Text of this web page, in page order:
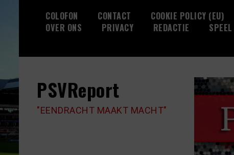
COLOFON CONTACT COOKIE POLICY (EU)
OVER ONS
PRIVACY REDACTIE
PSVReport
"EENDRACHT MAAKT MACHT"